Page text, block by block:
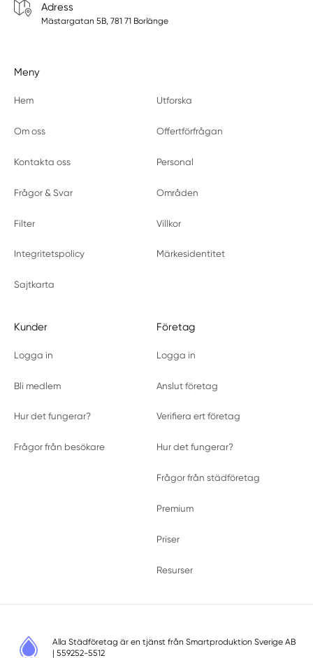
Adress
Mästargatan 5B, 781 71 Borlänge
Meny
Hem Utforska
Om oss Offertförfrågan
Kontakta oss Personal
Frågor & Svar Områden
Filter Villkor
Integritetspolicy Märkesidentitet
Sajtkarta
Kunder
Logga in
Bli medlem
Hur det fungerar?
Frågor från besökare
Företag
Logga in
Anslut företag
Verifiera ert företag
Hur det fungerar?
Frågor från städföretag
Premium
Priser
Resurser
Alla Städföretag är en tjänst från Smartproduktion Sverige AB
| 559252-5512